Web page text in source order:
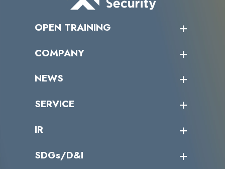
OPEN TRAINING
受講者の声
COMPANY
トップメッセージ
ミッション／ビジョン
パートナー企業一覧
NEWS
サイバーニュース
SERVICE
カテゴリー別サービス一覧
IR
IRカレンダー
SDGs/D&I